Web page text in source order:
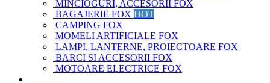
MINCIOGURI, ACCESORII FOX
BAGAJERIE FOX HOT
CAMPING FOX
MOMELI ARTIFICIALE FOX
LAMPI, LANTERNE, PROIECTOARE FOX
BARCI SI ACCESORII FOX
MOTOARE ELECTRICE FOX